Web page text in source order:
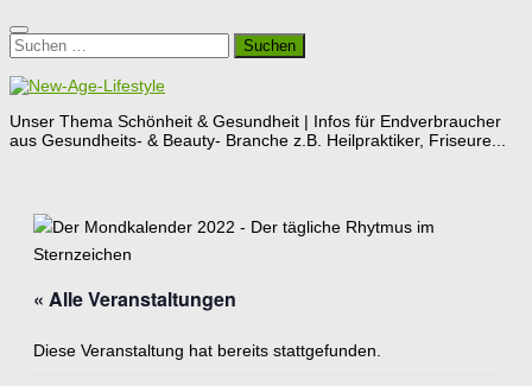
Suchen
nach:
Unser Thema Schönheit & Gesundheit | Infos für Endverbraucher
aus Gesundheits- & Beauty- Branche z.B. Heilpraktiker, Friseure...
« Alle Veranstaltungen
Diese Veranstaltung hat bereits stattgefunden.